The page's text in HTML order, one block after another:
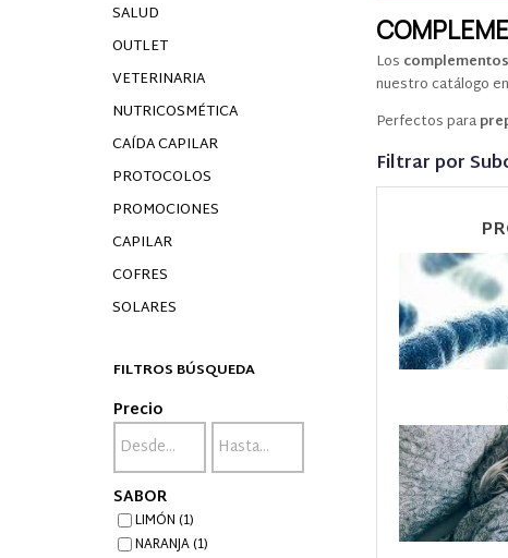
SALUD
OUTLET
VETERINARIA
NUTRICOSMÉTICA
CAÍDA CAPILAR
PROTOCOLOS
PROMOCIONES
CAPILAR
COFRES
SOLARES
FILTROS BÚSQUEDA
Precio
SABOR
LIMÓN (1)
NARANJA (1)
Los
nuestro catálogo
Perfectos para
Filtrar por